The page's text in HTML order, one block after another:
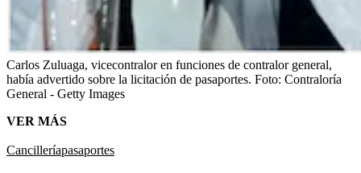
Carlos Zuluaga, vicecontralor en funciones de contralor general,
había advertido sobre la licitación de pasaportes. Foto: Contraloría
General - Getty Images
VER MÁS
Cancilleríapasaportes